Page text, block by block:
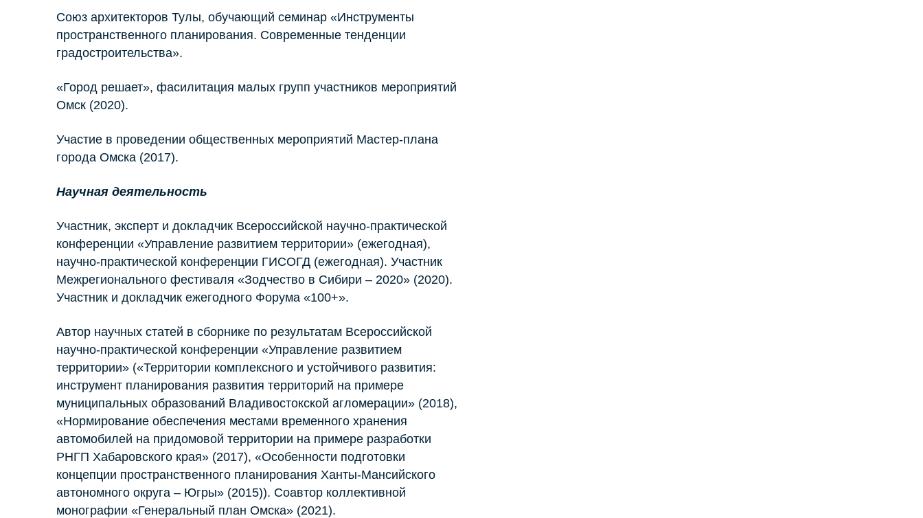
Союз архитекторов Тулы, обучающий семинар «Инструменты
пространственного планирования. Современные тенденции
градостроительства».
«Город решает», фасилитация малых групп участников мероприятий
Омск (2020).
Участие в проведении общественных мероприятий Мастер-плана
города Омска (2017).
Научная деятельность
Участник, эксперт и докладчик Всероссийской научно-практической
конференции «Управление развитием территории» (ежегодная),
научно-практической конференции ГИСОГД (ежегодная). Участник
Межрегионального фестиваля «Зодчество в Сибири – 2020» (2020).
Участник и докладчик ежегодного Форума «100+».
Автор научных статей в сборнике по результатам Всероссийской
научно-практической конференции «Управление развитием
территории» («Территории комплексного и устойчивого развития:
инструмент планирования развития территорий на примере
муниципальных образований Владивостокской агломерации» (2018),
«Нормирование обеспечения местами временного хранения
автомобилей на придомовой территории на примере разработки
РНГП Хабаровского края» (2017), «Особенности подготовки
концепции пространственного планирования Ханты-Мансийского
автономного округа – Югры» (2015)). Соавтор коллективной
монографии «Генеральный план Омска» (2021).